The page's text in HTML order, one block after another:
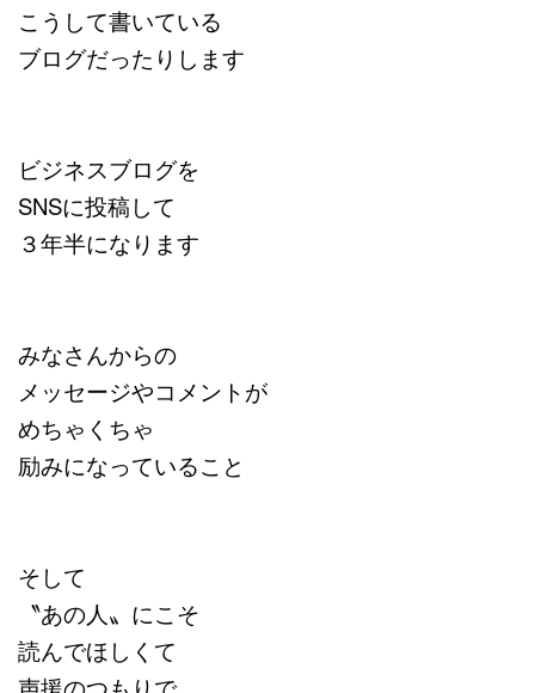
こうして書いている
ブログだったりします
ビジネスブログを
SNSに投稿して
３年半になります
みなさんからの
メッセージやコメントが
めちゃくちゃ
励みになっていること
そして
〝あの人〟にこそ
読んでほしくて
声援のつもりで